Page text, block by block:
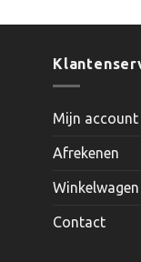
Mijn account
Afrekenen
Winkelwagen
Contact